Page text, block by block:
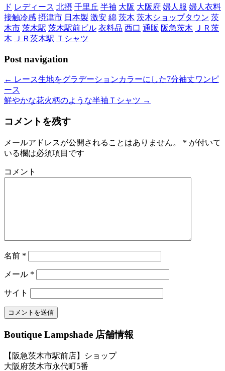
ド レディース 北摂 千里丘 半袖 大阪 大阪府 婦人服 婦人衣料
接触冷感 摂津市 日本製 激安 綿 茨木 茨木ショップタウン 茨
木市 茨木駅 茨木駅前ビル 衣料品 西口 通販 阪急茨木
ＪＲ茨
木
ＪＲ茨木駅 Ｔシャツ
Post navigation
← レース生地をグラデーションカラーにした7分袖丈ワンピ
ース
鮮やかな花火柄のような半袖Ｔシャツ →
コメントを残す
メールアドレスが公開されることはありません。 * が付いて
いる欄は必須項目です
コメント
名前 *
メール *
サイト
Boutique Lampshade 店舗情報
【阪急茨木市駅前店】ショップ
大阪府茨木市永代町5番